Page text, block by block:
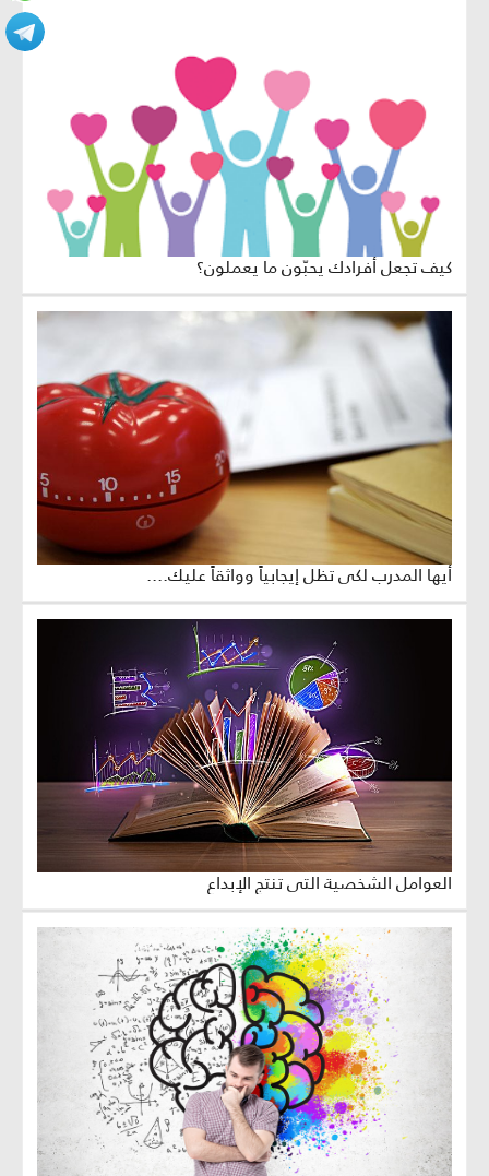
كيف تجعل أفرادك يحبّون ما يعملون؟
أيها المدرب لكي تظل إيجابياً وواثقاً عليك....
العوامل الشخصية التي تنتج الإبداع